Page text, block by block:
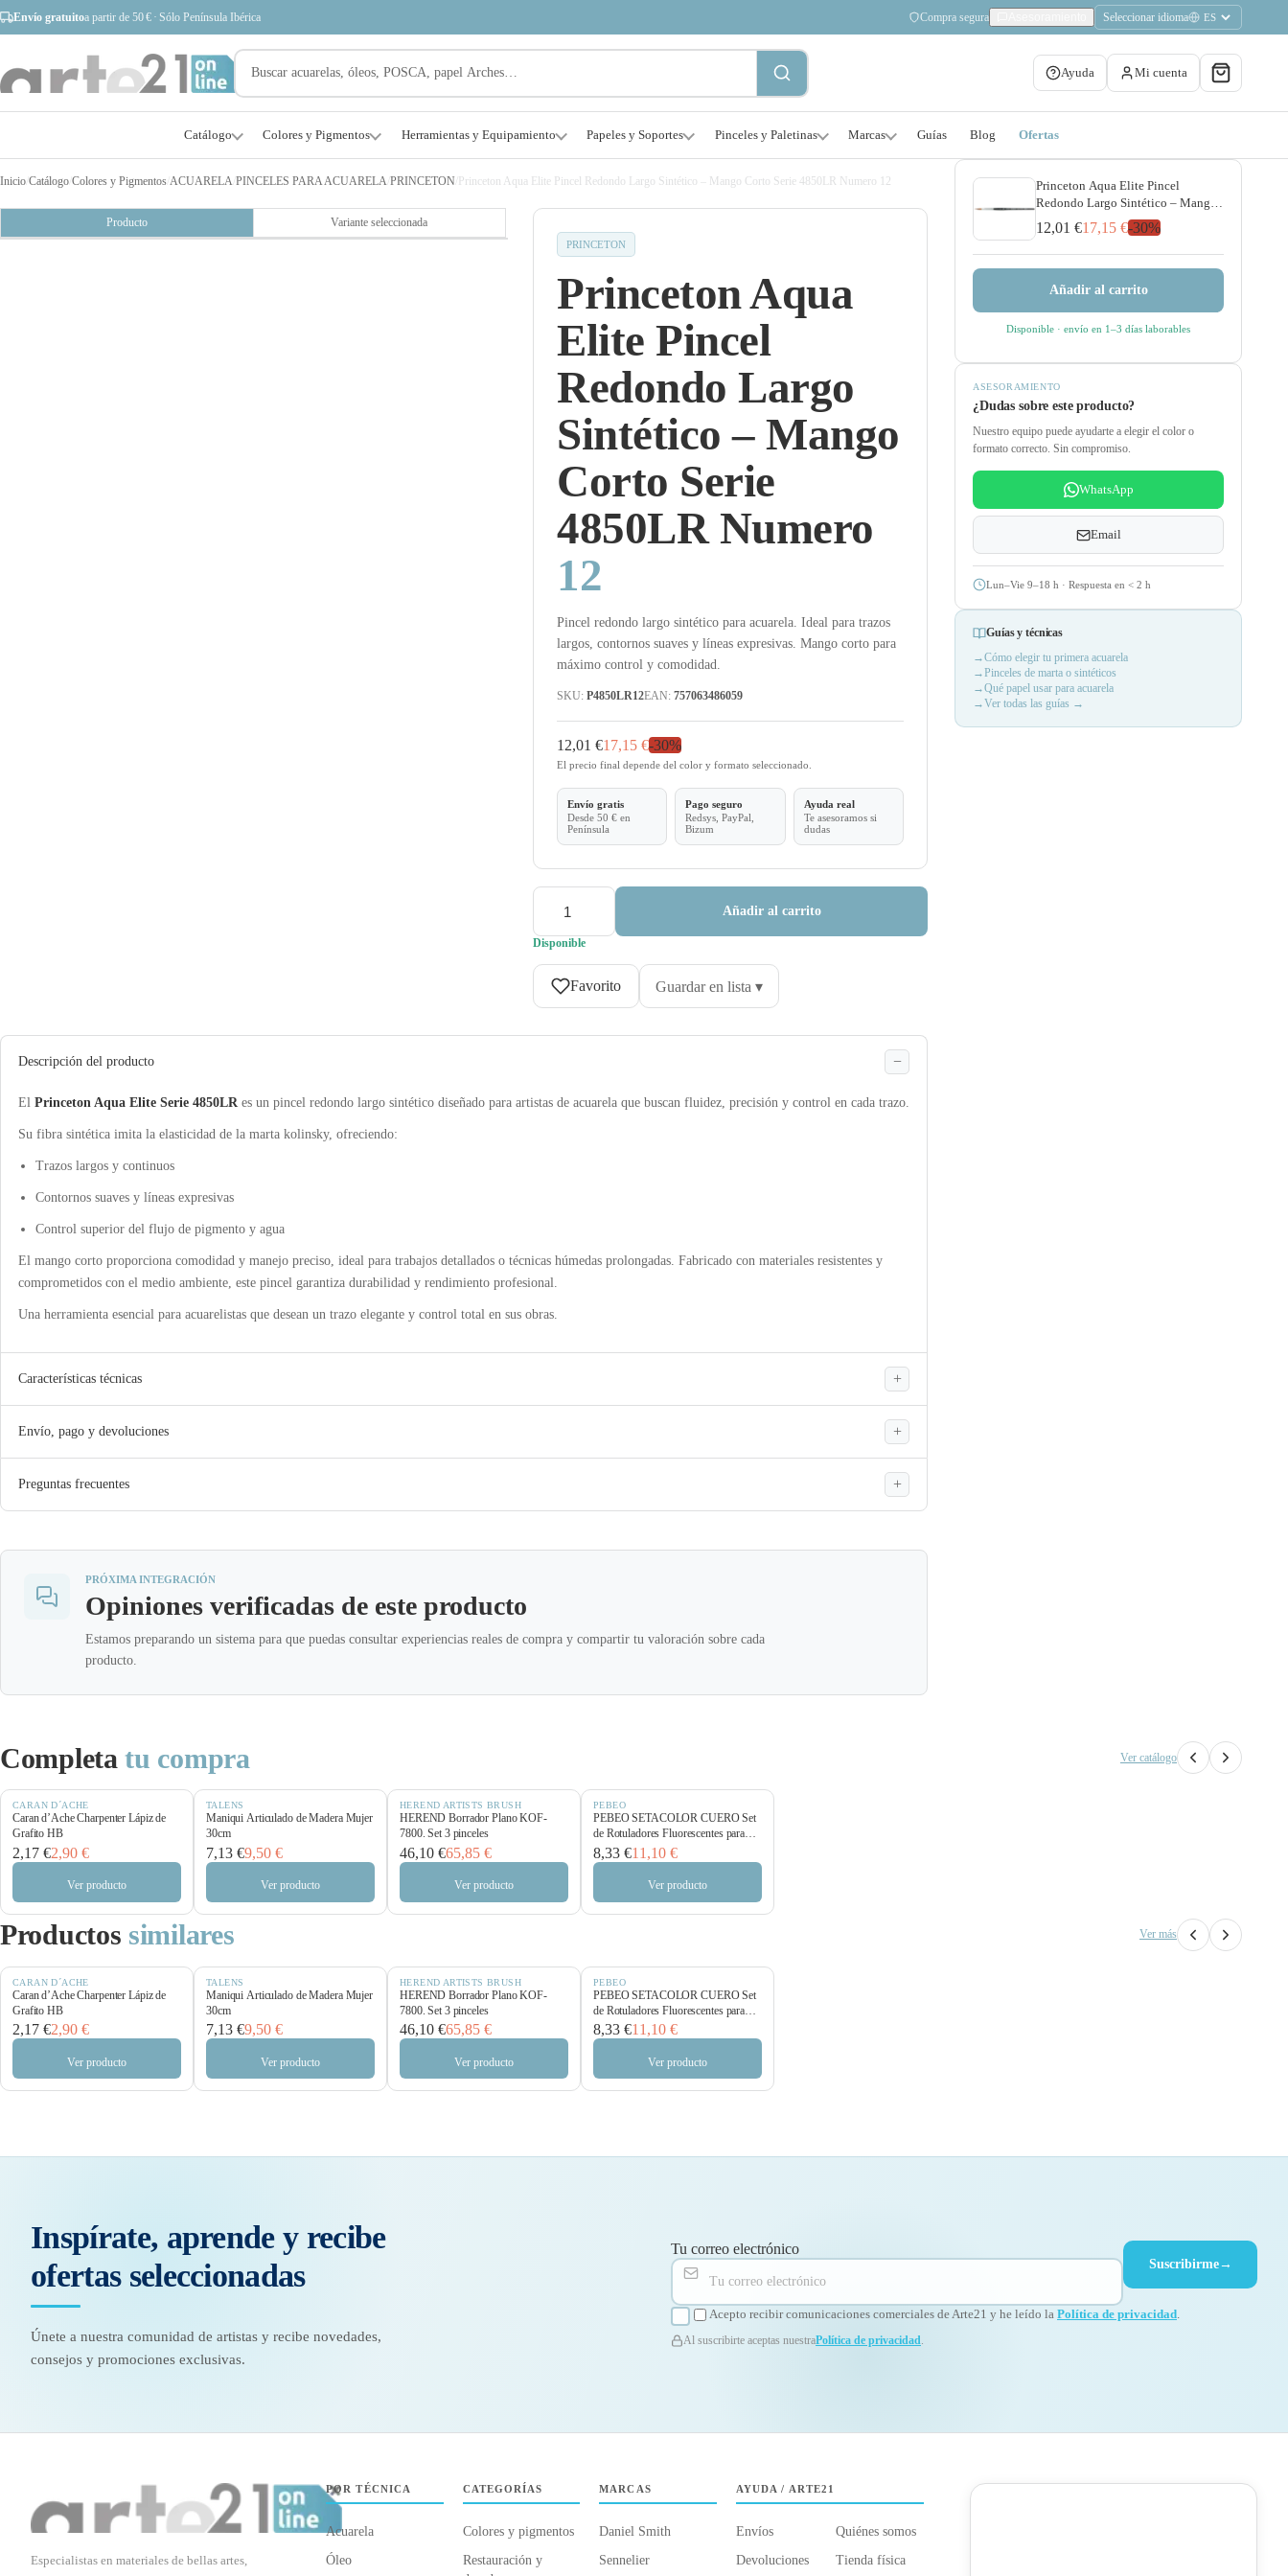
Envío gratuitoa partir de 50 € · Sólo Península Ibérica Compra segura Seleccionar idioma
Ayuda Mi cuenta
Catálogo Colores y Pigmentos Herramientas y Equipamiento Papeles y Soportes Pinceles y Paletinas Marcas Guías Blog Ofertas
Inicio Catálogo Colores y Pigmentos ACUARELA PINCELES PARA ACUARELA PRINCETON Princeton Aqua Elite Pincel Redondo Largo Sintético – Mango Corto Serie 4850LR Numero 12
Producto Variante seleccionada
PRINCETON
Princeton Aqua
Elite Pincel
Redondo Largo
Sintético – Mango
Corto Serie
4850LR Numero
12
Pincel redondo largo sintético para acuarela. Ideal para trazos
largos, contornos suaves y líneas expresivas. Mango corto para
máximo control y comodidad.
SKU:P4850LR12EAN:757063486059
12,01 €17,15 €-30%
El precio final depende del color y formato seleccionado.
Envío gratis
Desde 50 € en
Península
Pago seguro
Redsys, PayPal,
Bizum
Ayuda real
Te asesoramos si
dudas
Añadir al carrito
Disponible
Favorito Guardar en lista ▾
Descripción del producto
El Princeton Aqua Elite Serie 4850LRes un pincel redondo largo sintético diseñado para artistas de acuarela que buscan fluidez, precisión y control en cada trazo.
Su fibra sintética imita la elasticidad de la marta kolinsky, ofreciendo:
Trazos largos y continuos
Contornos suaves y líneas expresivas
Control superior del flujo de pigmento y agua
El mango corto proporciona comodidad y manejo preciso, ideal para trabajos detallados o técnicas húmedas prolongadas. Fabricado con materiales resistentes y
comprometidos con el medio ambiente, este pincel garantiza durabilidad y rendimiento profesional.
Una herramienta esencial para acuarelistas que desean un trazo elegante y control total en sus obras.
Características técnicas
Envío, pago y devoluciones
Preguntas frecuentes
PRÓXIMA INTEGRACIÓN
Opiniones verificadas de este producto
Estamos preparando un sistema para que puedas consultar experiencias reales de compra y compartir tu valoración sobre cada
producto.
Princeton Aqua Elite Pincel
Redondo Largo Sintético – Mango
Corto Serie 4850LR Numero 12
12,01 €17,15 €-30%
Añadir al carrito
Disponible · envío en 1–3 días laborables
ASESORAMIENTO
¿Dudas sobre este producto?
Nuestro equipo puede ayudarte a elegir el color o
formato correcto. Sin compromiso.
WhatsApp
Email
Lun–Vie 9–18 h · Respuesta en < 2 h
Guías y técnicas
Cómo elegir tu primera acuarela
Pinceles de marta o sintéticos
Qué papel usar para acuarela
Ver todas las guías →
Completa tu compra Ver catálogo
CARAN D´ACHE
Caran d’Ache Charpenter Lápiz de
Grafito HB
2,17 €2,90 €
Ver producto
TALENS
Maniqui Articulado de Madera Mujer
30cm
7,13 €9,50 €
Ver producto
HEREND ARTISTS BRUSH
HEREND Borrador Plano KOF-
7800. Set 3 pinceles
46,10 €65,85 €
Ver producto
PEBEO
PEBEO SETACOLOR CUERO Set
de Rotuladores Fluorescentes para
Piel
8,33 €11,10 €
Ver producto
Productos similares Ver más
CARAN D´ACHE
Caran d’Ache Charpenter Lápiz de
Grafito HB
2,17 €2,90 €
Ver producto
TALENS
Maniqui Articulado de Madera Mujer
30cm
7,13 €9,50 €
Ver producto
HEREND ARTISTS BRUSH
HEREND Borrador Plano KOF-
7800. Set 3 pinceles
46,10 €65,85 €
Ver producto
PEBEO
PEBEO SETACOLOR CUERO Set
de Rotuladores Fluorescentes para
Piel
8,33 €11,10 €
Ver producto
Inspírate, aprende y recibe
ofertas seleccionadas
Únete a nuestra comunidad de artistas y recibe novedades,
consejos y promociones exclusivas.
Tu correo electrónico
Suscribirme→
Acepto recibir comunicaciones comerciales de Arte21 y he leído la Política de privacidad.
Al suscribirte aceptas nuestraPolítica de privacidad.
Especialistas en materiales de bellas artes,
POR TÉCNICA
Acuarela
Óleo
CATEGORÍAS
Colores y pigmentos
Restauración y
MARCAS
Daniel Smith
Sennelier
AYUDA / ARTE21
Envíos
Devoluciones
Quiénes somos
Tienda física